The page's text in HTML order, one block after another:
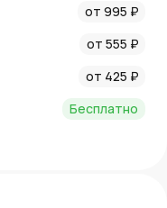
от 995 ₽
от 555 ₽
от 425 ₽
Бесплатно